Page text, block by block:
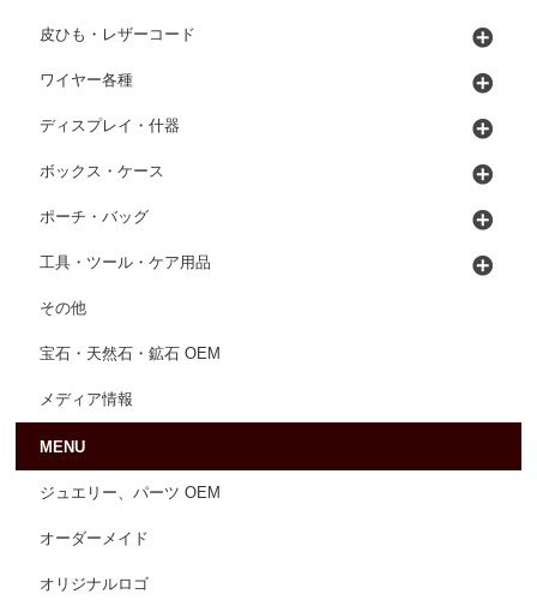
皮ひも・レザーコード
ワイヤー各種
ディスプレイ・什器
ボックス・ケース
ポーチ・バッグ
工具・ツール・ケア用品
その他
宝石・天然石・鉱石 OEM
メディア情報
MENU
ジュエリー、パーツ OEM
オーダーメイド
オリジナルロゴ